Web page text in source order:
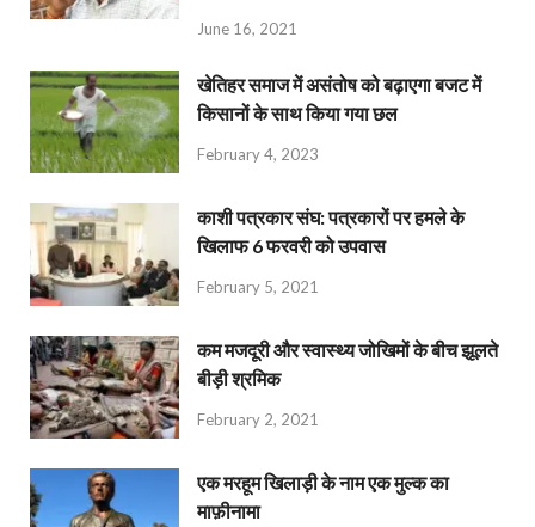
June 16, 2021
खेतिहर समाज में असंतोष को बढ़ाएगा बजट में
किसानों के साथ किया गया छल
February 4, 2023
काशी पत्रकार संघ: पत्रकारों पर हमले के
खिलाफ 6 फरवरी को उपवास
February 5, 2021
कम मजदूरी और स्वास्थ्य जोखिमों के बीच झूलते
बीड़ी श्रमिक
February 2, 2021
एक मरहूम खिलाड़ी के नाम एक मुल्क का
माफ़ीनामा